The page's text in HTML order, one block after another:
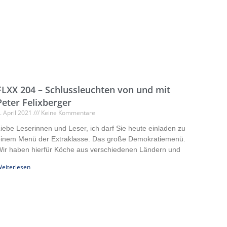
204 – Schlussleuchten von und mit
Felixberger
April 2021 Keine Kommentare
Leserinnen und Leser, ich darf Sie heute einladen zu
Menü der Extraklasse. Das große Demokratiemenü.
haben hierfür Köche aus verschiedenen Ländern und